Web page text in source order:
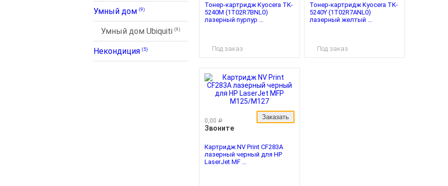
Умный дом (9)
Умный дом Ubiquiti (9)
Некондиция (5)
Тонер-картридж Kyocera TK-
5240M (1T02R7BNL0)
лазерный пурпур ...
Под заказ
Тонер-картридж Kyocera TK-
5240Y (1T02R7ANL0)
лазерный желтый ...
Под заказ
Заказать
0,00 руб.
Звоните
Картридж NV Print CF283A
лазерный черный для HP
LaserJet MF ...